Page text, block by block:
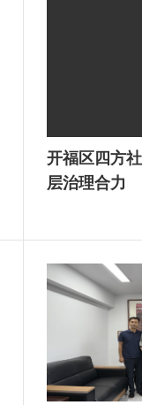
开福区四方
层治理合力